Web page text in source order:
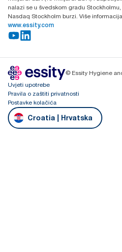
nalazi se u švedskom gradu
Nasdaq Stockholm burzi. Više
www.essity.com
© Essity Hygiene
Uvjeti upotrebe
Pravila o zaštiti privatnosti
Postavke kolačića
Croatia | Hrvatska